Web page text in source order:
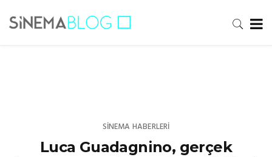
SINEMA HABERLERI
Luca Guadagnino, gerçek